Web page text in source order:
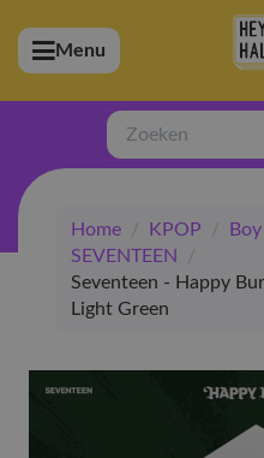
(Artiesten)
(Merchandise)
(Exclusive)
(Winkel)
Menu
Zoeken
Home / KPOP /
SEVENTEEN
/
Seventeen - Happy
Light Green